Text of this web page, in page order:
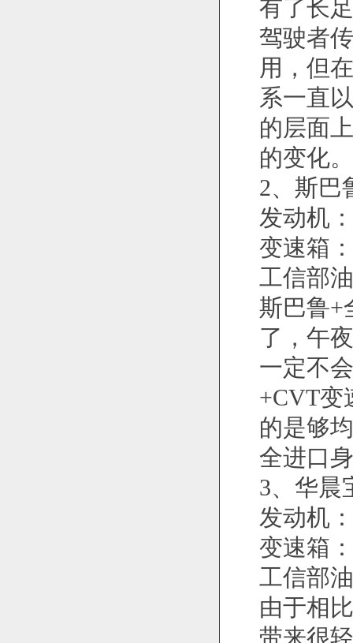
有了长
驾驶者
用，但
系一直
的层面
的变化。
2、斯巴
发动机
变速箱
工信部
斯巴鲁+
了，午
一定不
+CVT变
的是够
全进口
3、华晨
发动机
变速箱
工信部
由于相
带来很